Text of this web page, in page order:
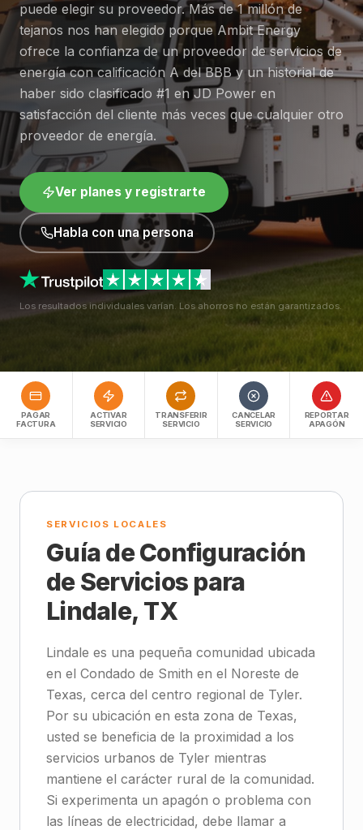
puede elegir su proveedor. Más de 1 millón de
tejanos nos han elegido porque Ambit Energy
ofrece la confianza de un proveedor de servicios de
energía con calificación A del BBB y un historial de
haber sido clasificado #1 en JD Power en
satisfacción del cliente más veces que cualquier otro
proveedor de energía.
Ver planes y registrarte
Habla con una persona
Los resultados individuales varían. Los ahorros no están garantizados.
PAGAR
FACTURA
ACTIVAR
SERVICIO
TRANSFERIR
SERVICIO
CANCELAR
SERVICIO
REPORTAR
APAGÓN
SERVICIOS LOCALES
Guía de Configuración
de Servicios para
Lindale, TX
Lindale es una pequeña comunidad ubicada
en el Condado de Smith en el Noreste de
Texas, cerca del centro regional de Tyler.
Por su ubicación en esta zona de Texas,
usted se beneficia de la proximidad a los
servicios urbanos de Tyler mientras
mantiene el carácter rural de la comunidad.
Si experimenta un apagón o problema con
las líneas de electricidad, debe llamar a